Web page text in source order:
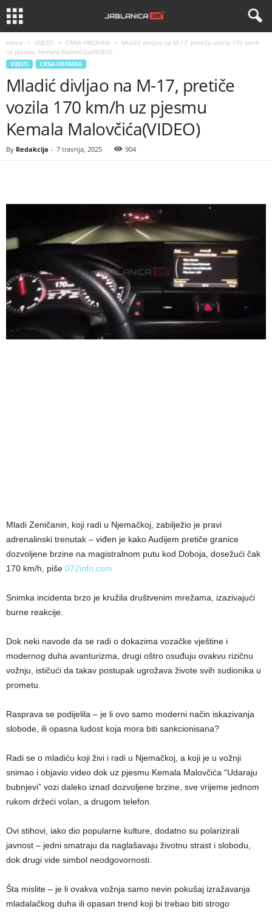
Home VIJESTI CRNA HRONIKA
Mladić divljao na M-17, pretiče vozila 170 km/h
uz pjesmu Kemala Malovčića(VIDEO)
VIJESTI CRNA HRONIKA
Mladić divljao na M-17, pretiče
vozila 170 km/h uz pjesmu
Kemala Malovčića(VIDEO)
By Redakcija - 7 travnja, 2025 904
Mladi Zeničanin, koji radi u Njemačkoj, zabilježio je pravi
adrenalinski trenutak – viđen je kako Audijem pretiče granice
dozvoljene brzine na magistralnom putu kod Doboja, dosežući čak
170 km/h, piše 072info.com
Snimka incidenta brzo je kružila društvenim mrežama, izazivajući
burne reakcije.
Dok neki navode da se radi o dokazima vozačke vještine i
modernog duha avanturizma, drugi oštro osuđuju ovakvu rizičnu
vožnju, ističući da takav postupak ugrožava živote svih sudionika u
prometu.
Rasprava se podijelila – je li ovo samo moderni način iskazivanja
slobode, ili opasna ludost koja mora biti sankcionisana?
Radi se o mladiću koji živi i radi u Njemačkoj, a koji je u vožnji
snimao i objavio video dok uz pjesmu Kemala Malovčića “Udaraju
bubnjevi” vozi daleko iznad dozvoljene brzine, sve vrijeme jednom
rukom držeći volan, a drugom telefon.
Ovi stihovi, iako dio popularne kulture, dodatno su polarizirali
javnost – jedni smatraju da naglašavaju životnu strast i slobodu,
dok drugi vide simbol neodgovornosti.
Šta mislite – je li ovakva vožnja samo nevin pokušaj izražavanja
mladalačkog duha ili opasan trend koji bi trebao biti strogo